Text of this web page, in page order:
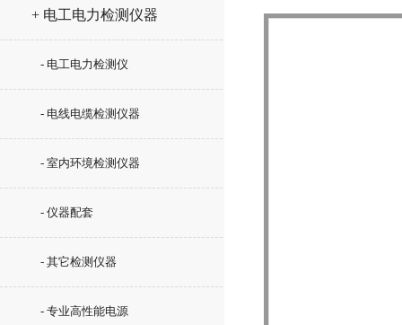
+ 电工电力检测仪器
- 电工电力检测仪
- 电线电缆检测仪器
- 室内环境检测仪器
- 仪器配套
- 其它检测仪器
- 专业高性能电源